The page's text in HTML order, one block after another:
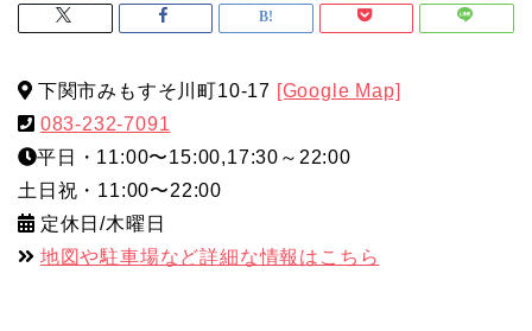
下関市みもすそ川町10-17 [Google Map]
083-232-7091
平日・11:00〜15:00,17:30～22:00
土日祝・11:00〜22:00
定休日/木曜日
地図や駐車場など詳細な情報はこちら